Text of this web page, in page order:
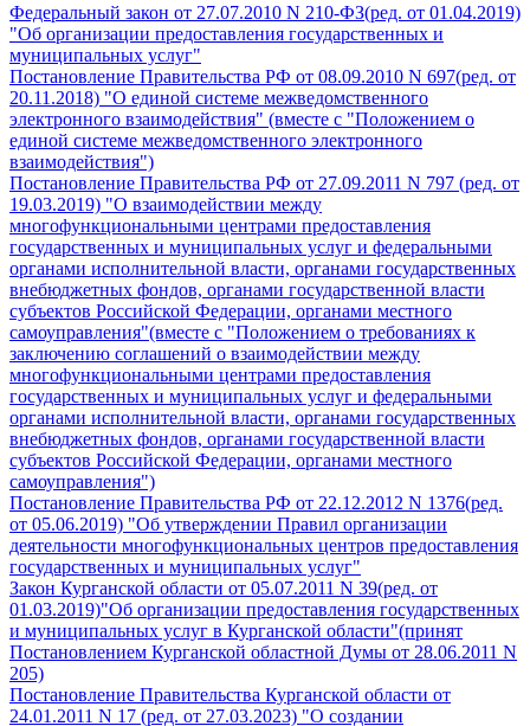
Федеральный закон от 27.07.2010 N 210-ФЗ(ред. от 01.04.2019)
"Об организации предоставления государственных и
муниципальных услуг"
Постановление Правительства РФ от 08.09.2010 N 697(ред. от
20.11.2018) "О единой системе межведомственного
электронного взаимодействия" (вместе с "Положением о
единой системе межведомственного электронного
взаимодействия")
Постановление Правительства РФ от 27.09.2011 N 797 (ред. от
19.03.2019) "О взаимодействии между
многофункциональными центрами предоставления
государственных и муниципальных услуг и федеральными
органами исполнительной власти, органами государственных
внебюджетных фондов, органами государственной власти
субъектов Российской Федерации, органами местного
самоуправления"(вместе с "Положением о требованиях к
заключению соглашений о взаимодействии между
многофункциональными центрами предоставления
государственных и муниципальных услуг и федеральными
органами исполнительной власти, органами государственных
внебюджетных фондов, органами государственной власти
субъектов Российской Федерации, органами местного
самоуправления")
Постановление Правительства РФ от 22.12.2012 N 1376(ред.
от 05.06.2019) "Об утверждении Правил организации
деятельности многофункциональных центров предоставления
государственных и муниципальных услуг"
Закон Курганской области от 05.07.2011 N 39(ред. от
01.03.2019)"Об организации предоставления государственных
и муниципальных услуг в Курганской области"(принят
Постановлением Курганской областной Думы от 28.06.2011 N
205)
Постановление Правительства Курганской области от
24.01.2011 N 17 (ред. от 27.03.2023) "О создании